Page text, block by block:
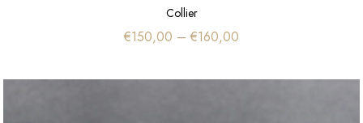
Collier
€150,00 – €160,00